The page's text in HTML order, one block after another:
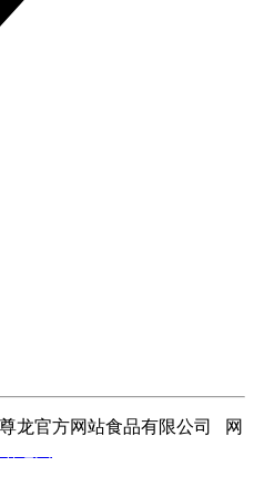
龙官方网站食品有限公司 网